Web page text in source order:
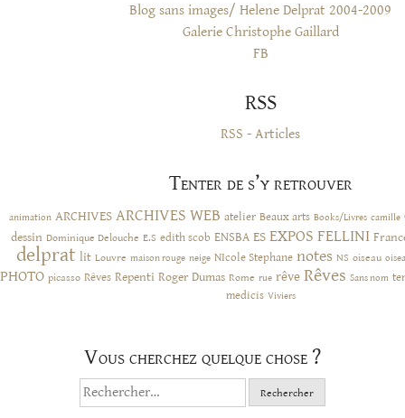
Blog sans images/ Helene Delprat 2004-2009
Galerie Christophe Gaillard
FB
RSS
RSS - Articles
Tenter de s’y retrouver
animation ARCHIVES ARCHIVES WEB atelier Beaux arts Books/Livres camille
dessin Dominique Delouche E.S edith scob ENSBA ES EXPOS FELLINI
delprat lit Louvre maison rouge neige NIcole Stephane notes NS oiseau
PHOTO picasso Rêves Repenti Roger Dumas Rome rue rêve Rêves Sans nom
medicis Viviers
Vous cherchez quelque chose ?
Rechercher :